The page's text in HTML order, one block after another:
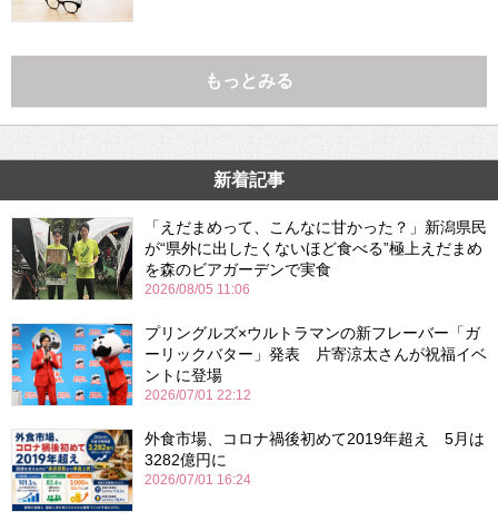
もっとみる
新着記事
「えだまめって、こんなに甘かった？」新潟県民
が“県外に出したくないほど食べる”極上えだまめ
を森のビアガーデンで実食
2026/08/05 11:06
プリングルズ×ウルトラマンの新フレーバー「ガ
ーリックバター」発表 片寄涼太さんが祝福イベ
ントに登場
2026/07/01 22:12
外食市場、コロナ禍後初めて2019年超え 5月は
3282億円に
2026/07/01 16:24